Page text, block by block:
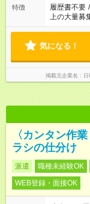
特徴 履歴書不要 /
上の大量募
気になる！
掲載元企業名
〈カンタン作
ラシの仕分け
派遣 職種未経験OK
WEB登録・面接OK